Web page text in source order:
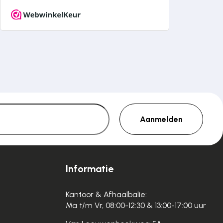
Aanmelden
Informatie
Kantoor & Afhaalbalie:
Ma t/m Vr, 08:00-12:30 & 13:00-17:00 uur